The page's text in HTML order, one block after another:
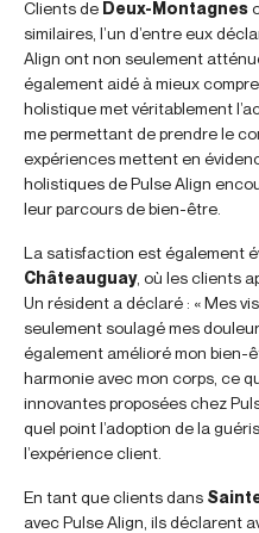
Clients de Deux-Montagnes
similaires, l’un d’entre eux
Align ont non seulement
également aidé à mieux
holistique met véritablement
me permettant de prendre le
expériences mettent en
holistiques de Pulse Align
leur parcours de bien-être.
La satisfaction est également
Châteauguay, où les clients
Un résident a déclaré : « Mes
seulement soulagé mes
également amélioré mon bien-
harmonie avec mon corps, ce
innovantes proposées chez
quel point l’adoption de la
l’expérience client.
En tant que clients dans
avec Pulse Align, ils déclarent